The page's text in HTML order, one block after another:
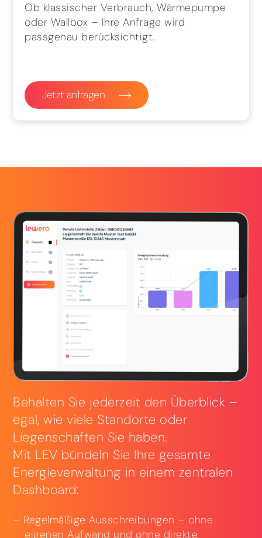
Ob klassischer Verbrauch, Wärmepumpe
oder Wallbox – Ihre Anfrage wird
passgenau berücksichtigt.
Jetzt anfragen
Behalten Sie jederzeit den Überblick –
egal, wie viele Standorte oder
Liegenschaften Sie haben.
Mit LEV bündeln Sie Ihre gesamte
Energieverwaltung in einem zentralen
Dashboard:
Regelmäßige Ausschreibungen – ohne
eigenen Aufwand und ohne direkte